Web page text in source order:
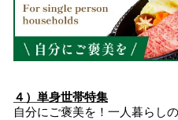
４）単身世帯特集
自分にご褒美を！一人暮らし